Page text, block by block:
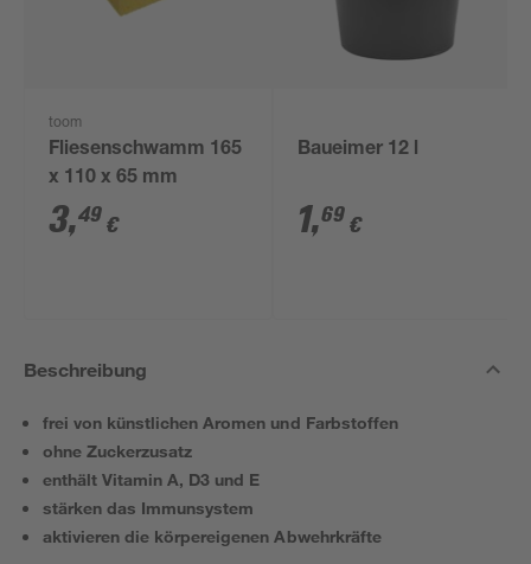
toom
Fliesenschwamm 165
x 110 x 65 mm
3,49 €
Baueimer 12 l
1,69 €
Beschreibung
frei von künstlichen Aromen und Farbstoffen
ohne Zuckerzusatz
enthält Vitamin A, D3 und E
stärken das Immunsystem
aktivieren die körpereigenen Abwehrkräfte